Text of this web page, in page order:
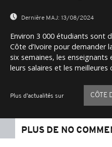
Dernière MAJ: 13/08/2024
Environ 3 000 étudiants sont
Côte d’Ivoire pour demander
six semaines, les
leurs salaires et les
Plus d'actualités sur CÔTE
PLUS DE NO